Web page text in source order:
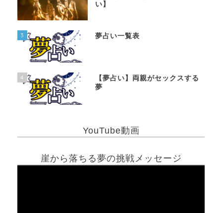
い】
3 夢占い一覧表
4
【夢占い】両親がセックスする
夢
YouTube動画
崖から落ちる夢の挑戦メッセージ